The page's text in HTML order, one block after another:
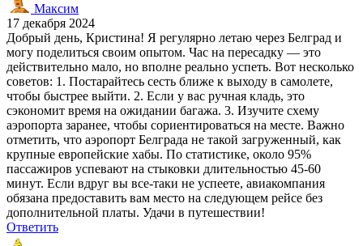
Максим
17 декабря 2024
Добрый день, Кристина! Я регулярно летаю через Белград и
могу поделиться своим опытом. Час на пересадку — это
действительно мало, но вполне реально успеть. Вот несколько
советов: 1. Постарайтесь сесть ближе к выходу в самолете,
чтобы быстрее выйти. 2. Если у вас ручная кладь, это
сэкономит время на ожидании багажа. 3. Изучите схему
аэропорта заранее, чтобы сориентироваться на месте. Важно
отметить, что аэропорт Белграда не такой загруженный, как
крупные европейские хабы. По статистике, около 95%
пассажиров успевают на стыковки длительностью 45-60
минут. Если вдруг вы все-таки не успеете, авиакомпания
обязана предоставить вам место на следующем рейсе без
дополнительной платы. Удачи в путешествии!
Ответить